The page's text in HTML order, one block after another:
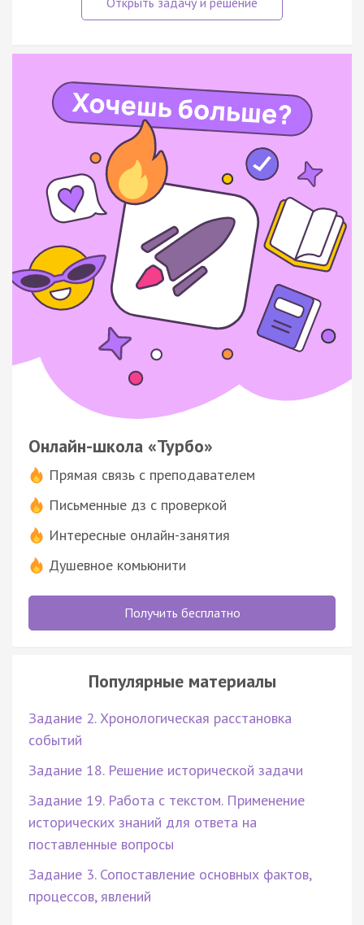
Онлайн-школа «Турбо»
Прямая связь с преподавателем
Письменные дз с проверкой
Интересные онлайн-занятия
Душевное комьюнити
Получить бесплатно
Популярные материалы
Задание 2. Хронологическая расстановка
событий
Задание 18. Решение исторической задачи
Задание 19. Работа с текстом. Применение
исторических знаний для ответа на
поставленные вопросы
Задание 3. Сопоставление основных фактов,
процессов, явлений